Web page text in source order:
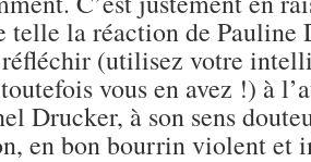
telle la réaction de Pauline
(utilisez votre
vous en avez !) à
Drucker, à son sens
en bon bourrin violent et